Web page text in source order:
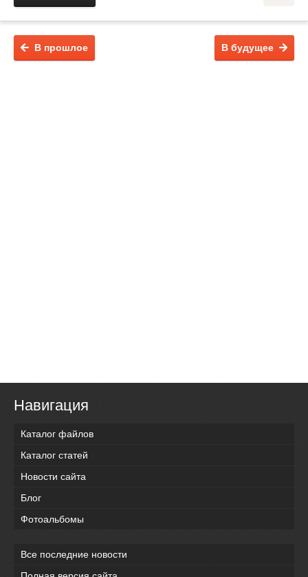
В будущее
В прошлое
Навигация
Каталог файлов
Каталог статей
Новости сайта
Блог
Фотоальбомы
Все последние новости